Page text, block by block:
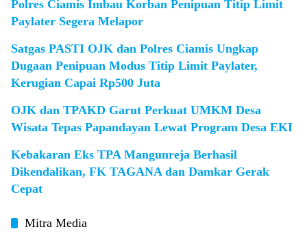
Polres Ciamis Imbau Korban Penipuan Titip Limit
Paylater Segera Melapor
Satgas PASTI OJK dan Polres Ciamis Ungkap
Dugaan Penipuan Modus Titip Limit Paylater,
Kerugian Capai Rp500 Juta
OJK dan TPAKD Garut Perkuat UMKM Desa
Wisata Tepas Papandayan Lewat Program Desa EKI
Kebakaran Eks TPA Mangunreja Berhasil
Dikendalikan, FK TAGANA dan Damkar Gerak
Cepat
Mitra Media